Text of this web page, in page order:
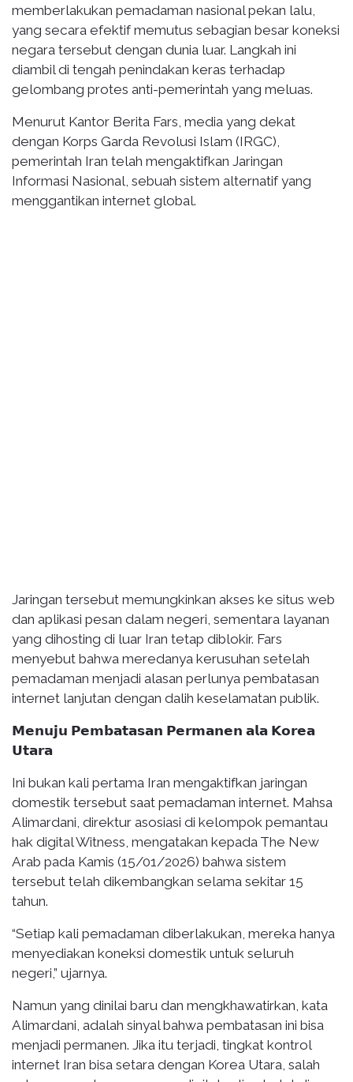
memberlakukan pemadaman nasional pekan lalu,
yang secara efektif memutus sebagian besar koneksi
negara tersebut dengan dunia luar. Langkah ini
diambil di tengah penindakan keras terhadap
gelombang protes anti-pemerintah yang meluas.
Menurut Kantor Berita Fars, media yang dekat
dengan Korps Garda Revolusi Islam (IRGC),
pemerintah Iran telah mengaktifkan Jaringan
Informasi Nasional, sebuah sistem alternatif yang
menggantikan internet global.
Jaringan tersebut memungkinkan akses ke situs web
dan aplikasi pesan dalam negeri, sementara layanan
yang dihosting di luar Iran tetap diblokir. Fars
menyebut bahwa meredanya kerusuhan setelah
pemadaman menjadi alasan perlunya pembatasan
internet lanjutan dengan dalih keselamatan publik.
𝗠𝗲𝗻𝘂𝗷𝘂 𝗣𝗲𝗺𝗯𝗮𝘁𝗮𝘀𝗮𝗻 𝗣𝗲𝗿𝗺𝗮𝗻𝗲𝗻 𝗮𝗹𝗮 𝗞𝗼𝗿𝗲𝗮
𝗨𝘁𝗮𝗿𝗮
Ini bukan kali pertama Iran mengaktifkan jaringan
domestik tersebut saat pemadaman internet. Mahsa
Alimardani, direktur asosiasi di kelompok pemantau
hak digital Witness, mengatakan kepada The New
Arab pada Kamis (15/01/2026) bahwa sistem
tersebut telah dikembangkan selama sekitar 15
tahun.
“Setiap kali pemadaman diberlakukan, mereka hanya
menyediakan koneksi domestik untuk seluruh
negeri,” ujarnya.
Namun yang dinilai baru dan mengkhawatirkan, kata
Alimardani, adalah sinyal bahwa pembatasan ini bisa
menjadi permanen. Jika itu terjadi, tingkat kontrol
internet Iran bisa setara dengan Korea Utara, salah